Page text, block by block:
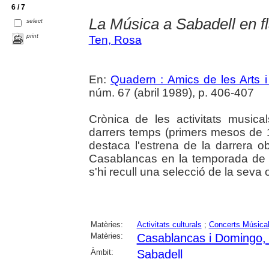
6 / 7
select
print
La Música a Sabadell en
Ten, Rosa
En: Quadern : Amics de les Arts
núm. 67 (abril 1989), p. 406-407
Crònica de les activitats
darrers temps (primers mesos
destaca l'estrena de la darrera
Casablancas en la temporada
s'hi recull una selecció de la seva
Matèries: Activitats culturals ; Concerts
Matèries:
Casablancas i
Àmbit: Sabadell